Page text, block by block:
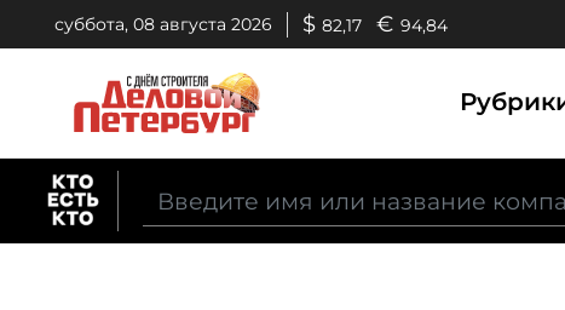
суббота, 08 августа 2026 $ 82,17 € 94,84